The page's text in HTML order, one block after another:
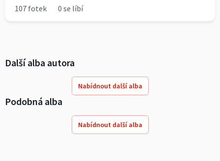
107 fotek 0 se líbí
Další alba autora
Nabídnout další alba
Podobná alba
Nabídnout další alba